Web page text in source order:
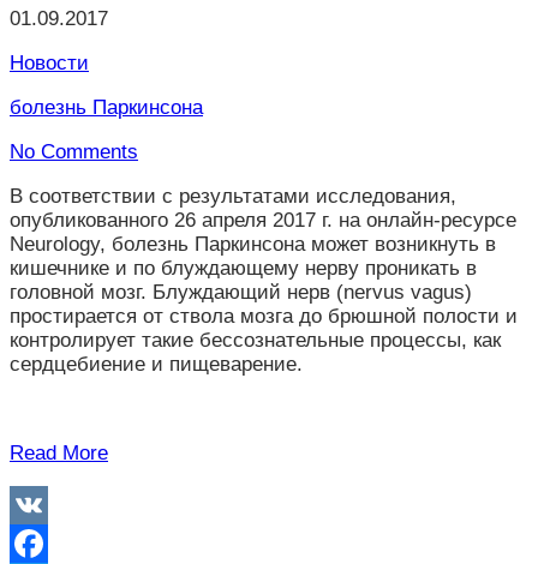
01.09.2017
Новости
болезнь Паркинсона
No Comments
В соответствии с результатами исследования,
опубликованного 26 апреля 2017 г. на онлайн-ресурсе
Neurology, болезнь Паркинсона может возникнуть в
кишечнике и по блуждающему нерву проникать в
головной мозг. Блуждающий нерв (nervus vagus)
простирается от ствола мозга до брюшной полости и
контролирует такие бессознательные процессы, как
сердцебиение и пищеварение.
Read More
VK